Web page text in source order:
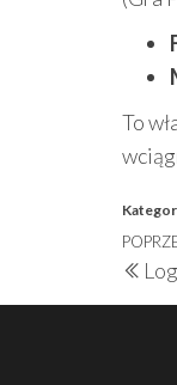
To
wpis